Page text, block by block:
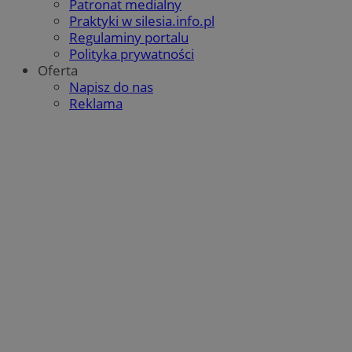
Patronat medialny
Praktyki w silesia.info.pl
Regulaminy portalu
Polityka prywatności
Oferta
Napisz do nas
Reklama